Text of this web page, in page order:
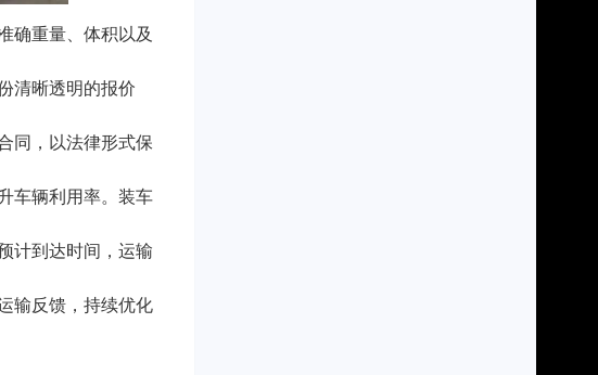
确重量、体积以及
清晰透明的报价
同，以法律形式保
车辆利用率。装车
计到达时间，运输
输反馈，持续优化